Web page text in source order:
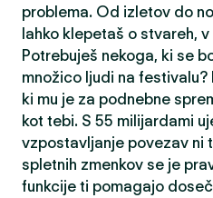
problema. Od izletov do
lahko klepetaš o stvareh,
Potrebuješ nekoga, ki se
množico ljudi na
ki mu je za podnebne
kot tebi. S 55 milijardami
vzpostavljanje povezav ni
spletnih zmenkov se je
funkcije ti pomagajo